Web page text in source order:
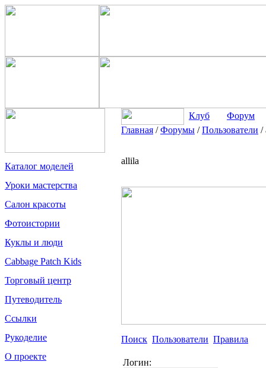
Каталог моделей
Уроки мастерства
Салон красоты
Фотоистории
Куклы и люди
Cabbage Patch Kids
Торговый центр
Путеводитель
Ссылки
Рукоделие
О проекте
Клуб
Форум
Главная /Форумы /Пользователи /
allila
Поиск Пользователи Правила
Логин: